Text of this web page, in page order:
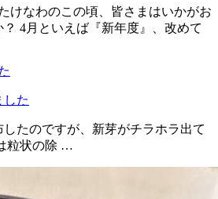
けなわのこの頃、皆さまはいかがお
4月といえば『新年度』、改めて
した
たのですが、新芽がチラホラ出て
粒状の除 …